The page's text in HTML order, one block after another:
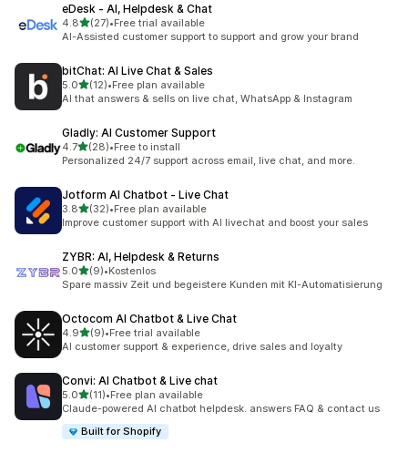
eDesk ‑ AI, Helpdesk & Chat
4.8滿分 5 顆星
(27)
共有 27 則評價
•Free trial available
AI-Assisted customer support to support and grow your brand
bitChat: AI Live Chat & Sales
5.0滿分 5 顆星
(12)
共有 12 則評價
•Free plan available
AI that answers & sells on live chat, WhatsApp & Instagram
Gladly: AI Customer Support
4.7滿分 5 顆星
(28)
共有 28 則評價
•Free to install
Personalized 24/7 support across email, live chat, and more.
Jotform AI Chatbot ‑ Live Chat
3.8滿分 5 顆星
(32)
共有 32 則評價
•Free plan available
Improve customer support with AI livechat and boost your sales
ZYBR: AI, Helpdesk & Returns
5.0滿分 5 顆星
(9)
共有 9 則評價
•Kostenlos
Spare massiv Zeit und begeistere Kunden mit KI-Automatisierung
Octocom AI Chatbot & Live Chat
4.9滿分 5 顆星
(9)
共有 9 則評價
•Free trial available
AI customer support & experience, drive sales and loyalty
Convi: AI Chatbot & Live chat
5.0滿分 5 顆星
(11)
共有 11 則評價
•Free plan available
Claude-powered AI chatbot helpdesk. answers FAQ & contact us
Built for Shopify